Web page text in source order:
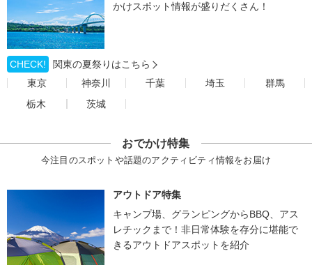
かけスポット情報が盛りだくさん！
CHECK!
関東の夏祭りはこちら
東京
神奈川 千葉 埼玉
群馬
栃木
茨城
おでかけ特集
今注目のスポットや話題のアクティビティ情報をお届け
アウトドア特集
キャンプ場、グランピングからBBQ、アス
レチックまで！非日常体験を存分に堪能で
きるアウトドアスポットを紹介